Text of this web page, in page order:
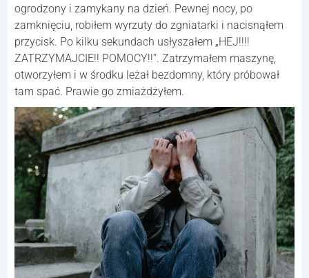
ogrodzony i zamykany na dzień. Pewnej nocy, po
zamknięciu, robiłem wyrzuty do zgniatarki i nacisnąłem
przycisk. Po kilku sekundach usłyszałem „HEJ!!!!
ZATRZYMAJCIE!! POMOCY!!”. Zatrzymałem maszynę,
otworzyłem i w środku leżał bezdomny, który próbował
tam spać. Prawie go zmiażdżyłem.